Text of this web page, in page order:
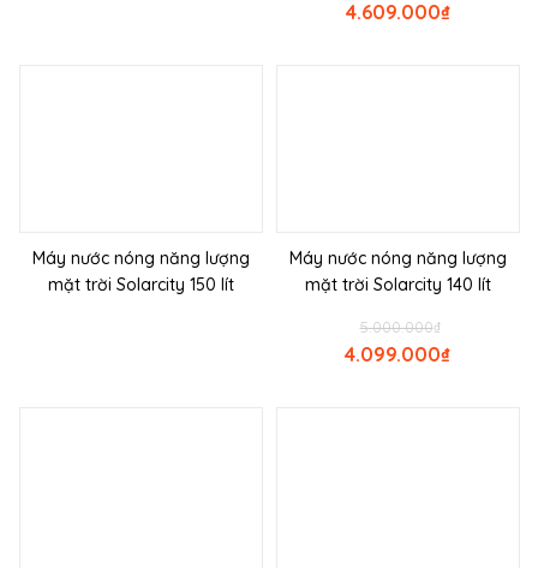
₫
4.609.000
Máy nước nóng năng lượng
mặt trời Solarcity 150 lít
Máy nước nóng năng lượng
mặt trời Solarcity 140 lít
₫
5.000.000
₫
4.099.000